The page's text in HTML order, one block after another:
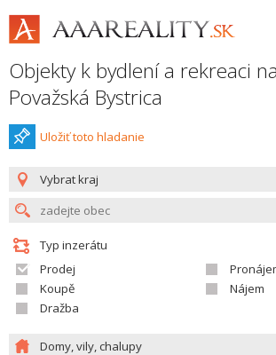
Objekty k bydlení a rekreaci
Považská Bystrica
Uložiť toto hladanie
Vybrat kraj
Typ inzerátu
Prodej
Koupě
Nájem
Dražba
Domy, vily, chalupy